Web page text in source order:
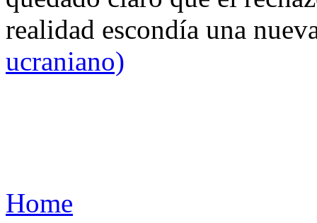
realidad escondía una
ucraniano)
Home